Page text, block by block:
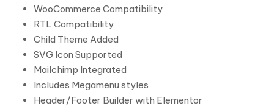
WooCommerce Compatibility
RTL Compatibility
Child Theme Added
SVG Icon Supported
Mailchimp Integrated
Includes Megamenu styles
Header/Footer Builder with Elementor